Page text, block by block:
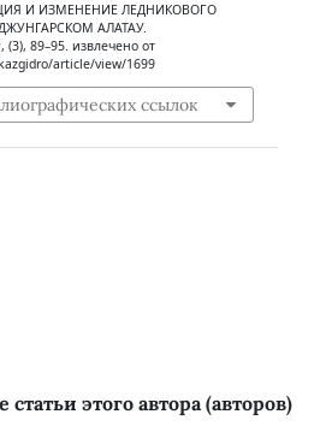
И ИЗМЕНЕНИЕ ЛЕДНИКОВОГО
АЛАТАУ.
, (3), 89–95. извлечено от
article/view/1699
ссылок
этого автора (авторов)